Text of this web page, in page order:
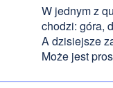
W jednym z
chodzi: góra,
A dzisiejsze
Może jest